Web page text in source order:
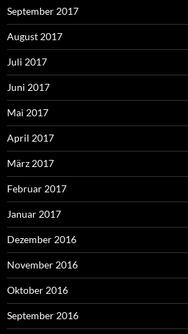
September 2017
August 2017
Juli 2017
Juni 2017
Mai 2017
April 2017
März 2017
Februar 2017
Januar 2017
Dezember 2016
November 2016
Oktober 2016
September 2016